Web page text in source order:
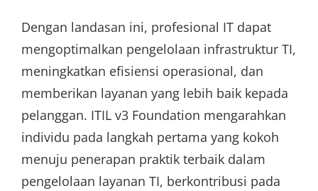
Dengan landasan ini, profesional IT dapat
mengoptimalkan pengelolaan infrastruktur TI,
meningkatkan efisiensi operasional, dan
memberikan layanan yang lebih baik kepada
pelanggan. ITIL v3 Foundation mengarahkan
individu pada langkah pertama yang kokoh
menuju penerapan praktik terbaik dalam
pengelolaan layanan TI, berkontribusi pada